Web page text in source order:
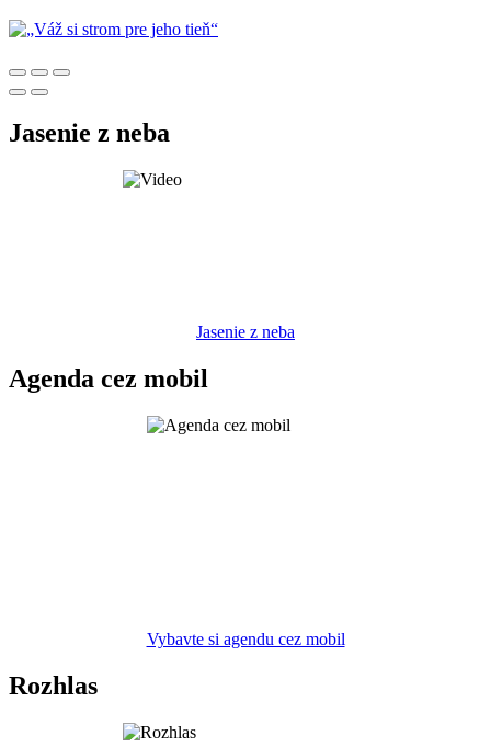
Jasenie z neba
Jasenie z neba
Agenda cez mobil
Vybavte si agendu cez mobil
Rozhlas